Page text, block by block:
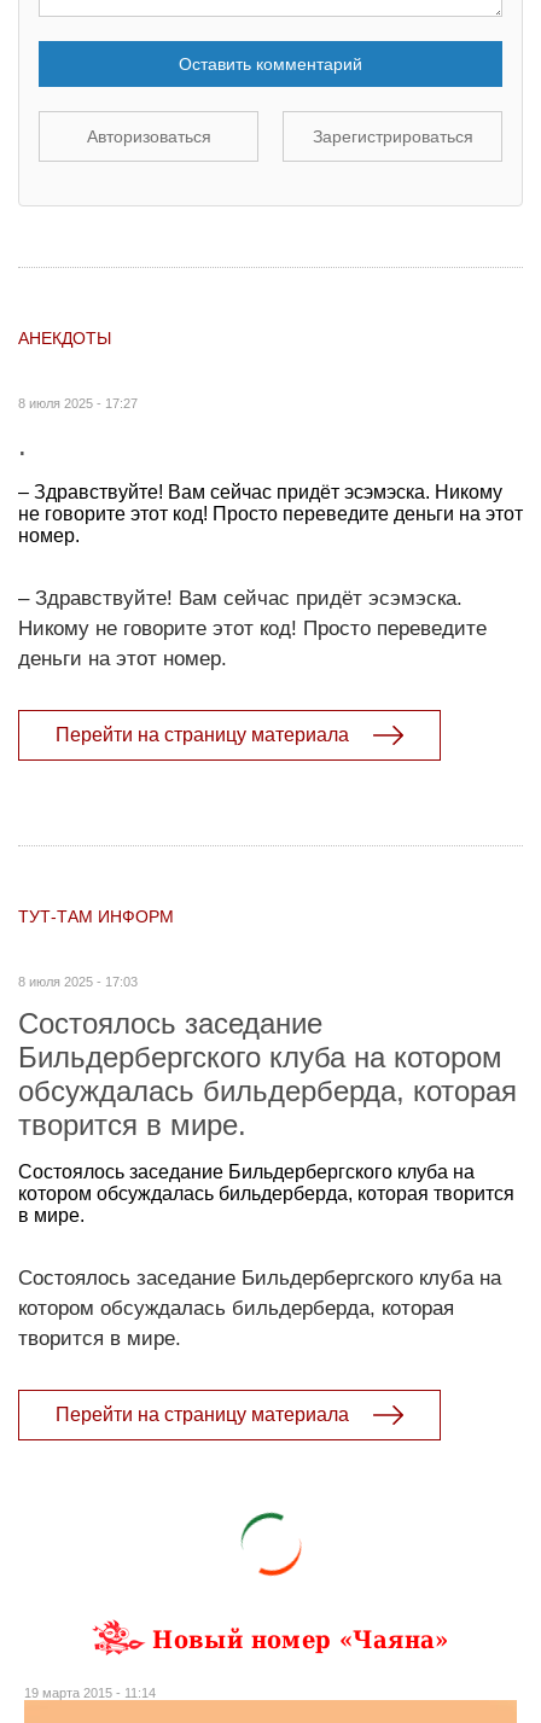
Оставить комментарий
Авторизоваться Зарегистрироваться
АНЕКДОТЫ
8 июля 2025 - 17:27
.
– Здравствуйте! Вам сейчас придёт эсэмэска. Никому
не говорите этот код! Просто переведите деньги на этот
номер.
– Здравствуйте! Вам сейчас придёт эсэмэска.
Никому не говорите этот код! Просто переведите
деньги на этот номер.
Перейти на страницу материала
ТУТ-ТАМ ИНФОРМ
8 июля 2025 - 17:03
Состоялось заседание
Бильдербергского клуба на котором
обсуждалась бильдерберда, которая
творится в мире.
Состоялось заседание Бильдербергского клуба на
котором обсуждалась бильдерберда, которая творится
в мире.
Состоялось заседание Бильдербергского клуба на
котором обсуждалась бильдерберда, которая
творится в мире.
Перейти на страницу материала
Новый номер «Чаяна»
19 марта 2015 - 11:14